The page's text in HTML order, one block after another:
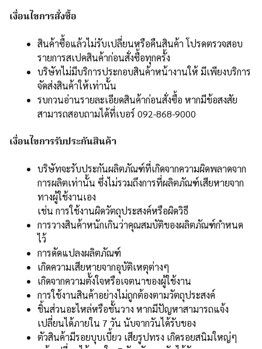
เงื่อนไขการสั่งซื้อ
สินค้าซื้อแล้วไม่รับเปลี่ยนหรือคืนสินค้า โปรดตรวจสอบ
รายการสเปคสินค้าก่อนสั่งซื้อทุกครั้ง
บริษัทไม่มีบริการประกอบสินค้าหน้างานให้ มีเพียงบริการ
จัดส่งสินค้าให้เท่านั้น
รบกวนอ่านรายละเอียดสินค้าก่อนสั่งซื้อ หากมีข้อสงสัย
สามารถสอบถามได้ที่เบอร์ 092-868-9000
เงื่อนไขการรับประกันสินค้า
บริษัทจะรับประกันผลิตภัณฑ์ที่เกิดจากความผิดพลาดจาก
การผลิตเท่านั้น ซึ่งไม่รวมถึงการที่ผลิตภัณฑ์เสียหายจาก
ทางผู้ใช้งานเอง
เช่น การใช้งานผิดวัตถุประสงค์หรือผิดวิธี
การวางสินค้าหนักเกินว่าคุณสมบัติของผลิตภัณฑ์กำหนด
ไว้
การดัดแปลงผลิตภัณฑ์
เกิดความเสียหายจากอุบัติเหตุต่างๆ
เกิดจากความตั้งใจหรือเจตนาของผู้ใช้งาน
การใช้งานสินค้าอย่างไม่ถูกต้องตามวัตถุประสงค์
ชิ้นส่วนอะไหล่หรือชั้นวาง หากมีปัญหาสามารถแจ้ง
เปลี่ยนได้ภายใน 7 วัน นับจากวันได้รับของ
ตัวสินค้ามีรอยบุบเบี้ยว เสียรูปทรง เกิดรอยสนิมใหญ่ๆ